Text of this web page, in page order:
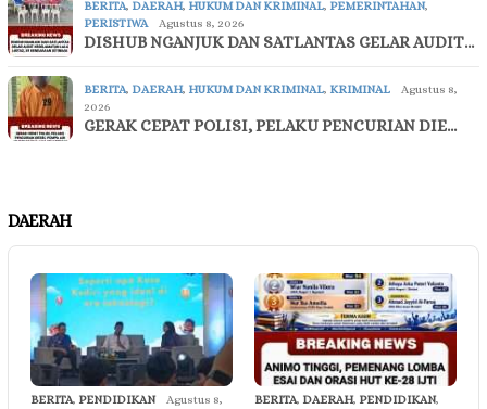
BERITA, DAERAH, HUKUM DAN KRIMINAL, PEMERINTAHAN,
PERISTIWA
Agustus 8, 2026
DISHUB NGANJUK DAN SATLANTAS GELAR AUDIT…
BERITA, DAERAH, HUKUM DAN KRIMINAL, KRIMINAL
Agustus 8,
2026
GERAK CEPAT POLISI, PELAKU PENCURIAN DIE…
DAERAH
BERITA, PENDIDIKAN
Agustus 8,
BERITA, DAERAH, PENDIDIKAN,